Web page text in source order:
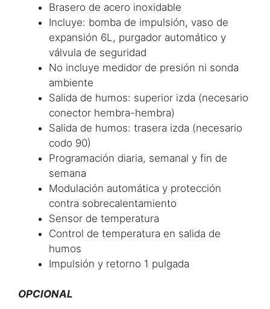
Brasero de acero inoxidable
Incluye: bomba de impulsión, vaso de
expansión 6L, purgador automático y
válvula de seguridad
No incluye medidor de presión ni sonda
ambiente
Salida de humos: superior izda (necesario
conector hembra-hembra)
Salida de humos: trasera izda (necesario
codo 90)
Programación diaria, semanal y fin de
semana
Modulación automática y protección
contra sobrecalentamiento
Sensor de temperatura
Control de temperatura en salida de
humos
Impulsión y retorno 1 pulgada
OPCIONAL